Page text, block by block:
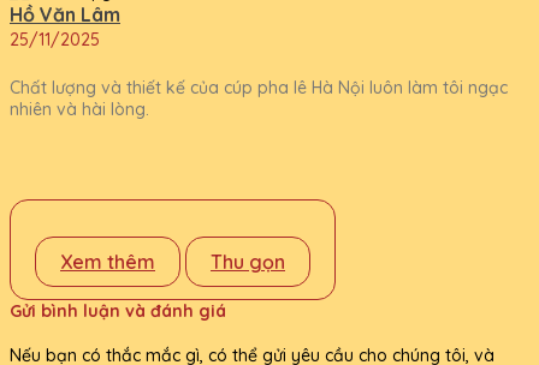
Hồ Văn Lâm
25/11/2025
Chất lượng và thiết kế của cúp pha lê Hà Nội luôn làm tôi ngạc
nhiên và hài lòng.
Xem thêm Thu gọn
Gửi bình luận và đánh giá
Nếu bạn có thắc mắc gì, có thể gửi yêu cầu cho chúng tôi, và